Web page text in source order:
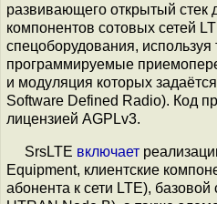
развивающего открытый стек
компонентов сотовых сетей
спецоборудования,
программируемые
и модуляция которых
Software Defined Radio). Код
лицензией AGPLv3.
SrsLTE включает
Equipment, клиентские
абонента к сети LTE),